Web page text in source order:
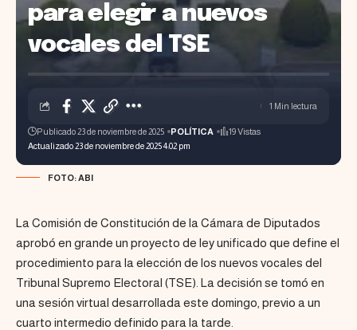
para elegir a nuevos
vocales del TSE
Actualizado 23 de noviembre de 2025 4:02 pm
Publicado 23 de noviembre de 2025 POLÍTICA 19 Vistas
1 Min lectura
FOTO: ABI
La Comisión de Constitución de la Cámara de Diputados
aprobó en grande un proyecto de ley unificado que define el
procedimiento para la elección de los nuevos vocales del
Tribunal Supremo Electoral (TSE). La decisión se tomó en
una sesión virtual desarrollada este domingo, previo a un
cuarto intermedio definido para la tarde.